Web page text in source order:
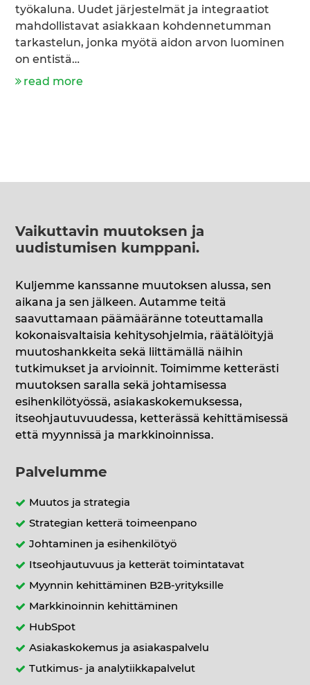
työkaluna. Uudet järjestelmät ja integraatiot
mahdollistavat asiakkaan kohdennetumman
tarkastelun, jonka myötä aidon arvon luominen
on entistä…
read more
Vaikuttavin muutoksen ja
uudistumisen kumppani.
Kuljemme kanssanne muutoksen alussa, sen
aikana ja sen jälkeen. Autamme teitä
saavuttamaan päämääränne toteuttamalla
kokonaisvaltaisia kehitysohjelmia, räätälöityjä
muutoshankkeita sekä liittämällä näihin
tutkimukset ja arvioinnit. Toimimme ketterästi
muutoksen saralla sekä johtamisessa
esihenkilötyössä, asiakaskokemuksessa,
itseohjautuvuudessa, ketterässä kehittämisessä
että myynnissä ja markkinoinnissa.
Palvelumme
Muutos ja strategia
Strategian ketterä toimeenpano
Johtaminen ja esihenkilötyö
Itseohjautuvuus ja ketterät toimintatavat
Myynnin kehittäminen B2B-yrityksille
Markkinoinnin kehittäminen
HubSpot
Asiakaskokemus ja asiakaspalvelu
Tutkimus- ja analytiikkapalvelut